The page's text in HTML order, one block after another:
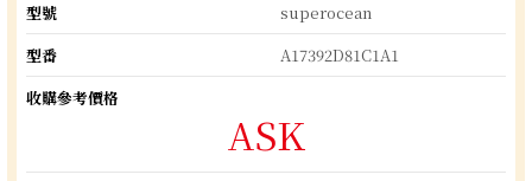
型號
superocean
型番
A17392D81C1A1
收購參考價格
ASK